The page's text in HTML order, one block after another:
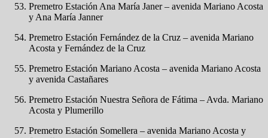
Premetro Estación Ana María Janer – avenida Mariano Acosta
y Ana María Janner
Premetro Estación Fernández de la Cruz – avenida Mariano
Acosta y Fernández de la Cruz
Premetro Estación Mariano Acosta – avenida Mariano Acosta
y avenida Castañares
Premetro Estación Nuestra Señora de Fátima – Avda. Mariano
Acosta y Plumerillo
Premetro Estación Somellera – avenida Mariano Acosta y